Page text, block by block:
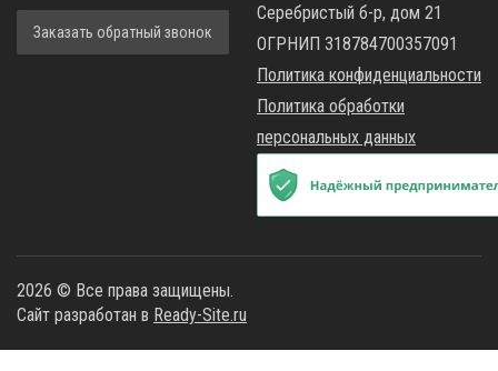
Заказать обратный звонок
Серебристый б-р, дом 21
ОГРНИП 318784700357091
Политика конфиденциальности
Политика обработки
персональных данных
2026 © Все права защищены.
Сайт разработан в Ready-Site.ru